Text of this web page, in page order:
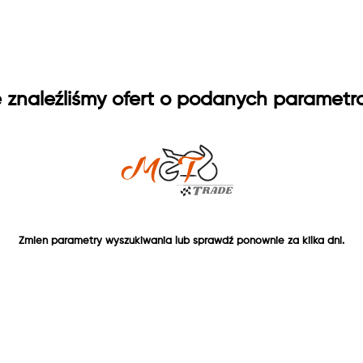
znaleźliśmy ofert o podanych
Zmien parametry wyszukiwania lub sprawdź ponownie za kilka dni.